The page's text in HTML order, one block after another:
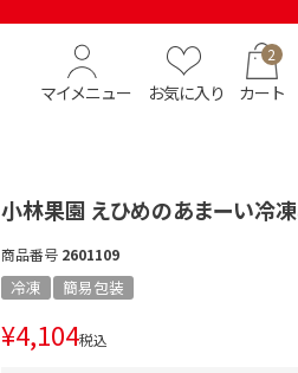
マイメニュー お気に入り
2
カート
小林果園 えひめのあまーい冷
商品番号 2601109
冷凍 簡易包装
¥4,104税込